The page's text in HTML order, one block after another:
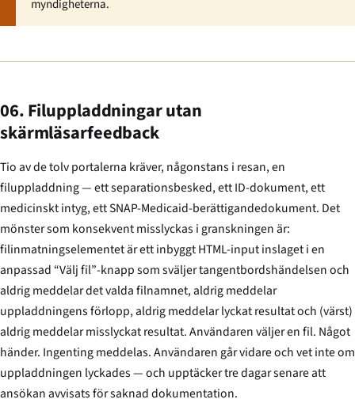
myndigheterna.
06. Filuppladdningar utan
skärmläsarfeedback
Tio av de tolv portalerna kräver, någonstans i resan, en
filuppladdning — ett separationsbesked, ett ID-dokument, ett
medicinskt intyg, ett SNAP-Medicaid-berättigandedokument. Det
mönster som konsekvent misslyckas i granskningen är:
filinmatningselementet är ett inbyggt HTML-input inslaget i en
anpassad “Välj fil”-knapp som sväljer tangentbordshändelsen och
aldrig meddelar det valda filnamnet, aldrig meddelar
uppladdningens förlopp, aldrig meddelar lyckat resultat och (värst)
aldrig meddelar misslyckat resultat. Användaren väljer en fil. Något
händer. Ingenting meddelas. Användaren går vidare och vet inte om
uppladdningen lyckades — och upptäcker tre dagar senare att
ansökan avvisats för saknad dokumentation.